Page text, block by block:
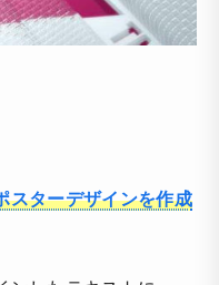
スターデザインを作成